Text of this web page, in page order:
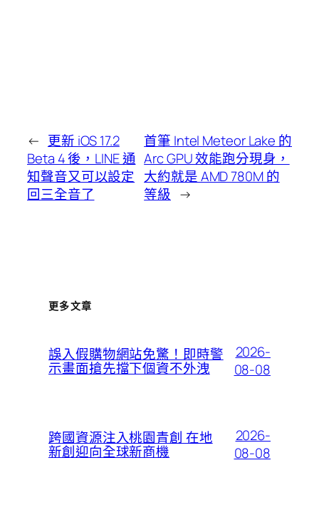
← 更新 iOS 17.2
Beta 4 後，LINE 通
知聲音又可以設定
回三全音了
首筆 Intel Meteor Lake 的
Arc GPU 效能跑分現身，
大約就是 AMD 780M 的
等級 →
更多文章
誤入假購物網站免驚！即時警
示畫面搶先擋下個資不外洩
2026-
08-08
跨國資源注入桃園青創 在地
新創迎向全球新商機
2026-
08-08